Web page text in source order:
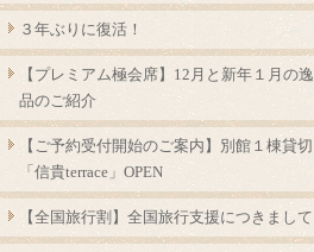
３年ぶりに復活！
【プレミアム極会席】12月と新年１月の逸
品のご紹介
【ご予約受付開始のご案内】別館１棟貸切
「信貴terrace」OPEN
【全国旅行割】全国旅行支援につきまして